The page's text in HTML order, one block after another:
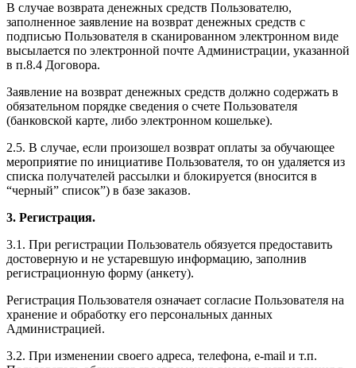
В случае возврата денежных средств Пользователю,
заполненное заявление на возврат денежных средств с
подписью Пользователя в сканированном электронном виде
высылается по электронной почте Администрации, указанной
в п.8.4 Договора.
Заявление на возврат денежных средств должно содержать в
обязательном порядке сведения о счете Пользователя
(банковской карте, либо электронном кошельке).
2.5. В случае, если произошел возврат оплаты за обучающее
мероприятие по инициативе Пользователя, то он удаляется из
списка получателей рассылки и блокируется (вносится в
“черный” список”) в базе заказов.
3. Регистрация.
3.1. При регистрации Пользователь обязуется предоставить
достоверную и не устаревшую информацию, заполнив
регистрационную форму (анкету).
Регистрация Пользователя означает согласие Пользователя на
хранение и обработку его персональных данных
Администрацией.
3.2. При изменении своего адреса, телефона, e-mail и т.п.